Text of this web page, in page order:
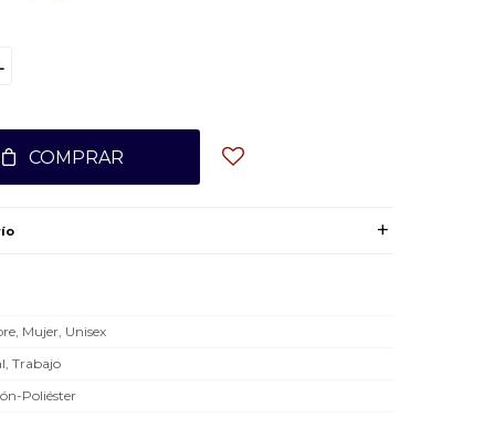
COMPRAR
Mujer, Unisex
Trabajo
Poliéster